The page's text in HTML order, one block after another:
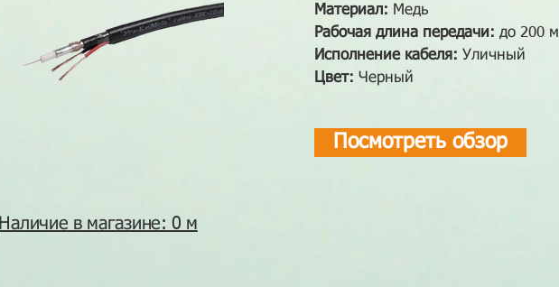
Материал: Медь
Рабочая длина передачи: до 200 м
Исполнение кабеля: Уличный
Цвет: Черный
Посмотреть обзор
Наличие в магазине: 0 м